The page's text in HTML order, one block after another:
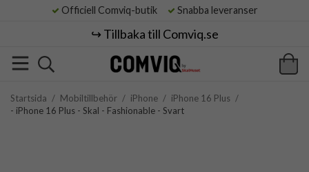
Officiell Comviq-butik Snabba leveranser
↪️ Tillbaka till Comviq.se
Startsida / Mobiltillbehör / iPhone / iPhone 16 Plus /
- iPhone 16 Plus - Skal - Fashionable - Svart